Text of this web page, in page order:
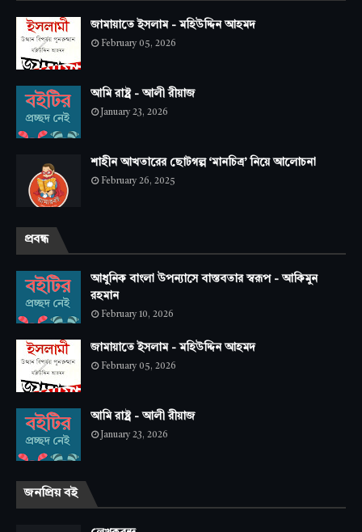
জামায়াতে ইসলাম - মহিউদ্দিন আহমদ
February 05, 2026
আমি রাষ্ট্র - আলী রীয়াজ
January 23, 2026
শাহীন আখতারের ছোটগল্প ‘মানচিত্র’ নিয়ে আলোচনা
February 26, 2025
প্রবন্ধ
আধুনিক বাংলা উপন্যাসে বাস্তবতার স্বরূপ - আকিমুন
রহমান
February 10, 2026
জামায়াতে ইসলাম - মহিউদ্দিন আহমদ
February 05, 2026
আমি রাষ্ট্র - আলী রীয়াজ
January 23, 2026
জনপ্রিয় বই